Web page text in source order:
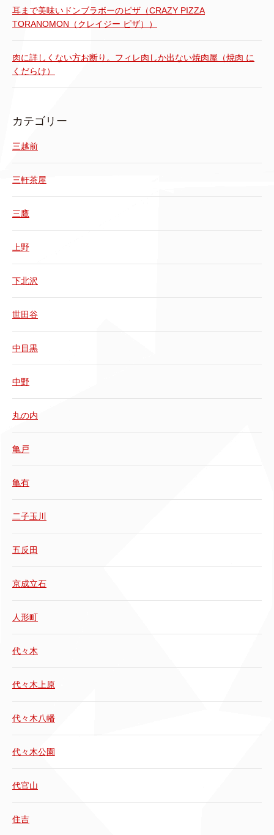
耳まで美味いドンブラボーのピザ（CRAZY PIZZA
TORANOMON（クレイジー ピザ））
肉に詳しくない方お断り。フィレ肉しか出ない焼肉屋（焼肉 に
くだらけ）
カテゴリー
三越前
三軒茶屋
三鷹
上野
下北沢
世田谷
中目黒
中野
丸の内
亀戸
亀有
二子玉川
五反田
京成立石
人形町
代々木
代々木上原
代々木八幡
代々木公園
代官山
住吉